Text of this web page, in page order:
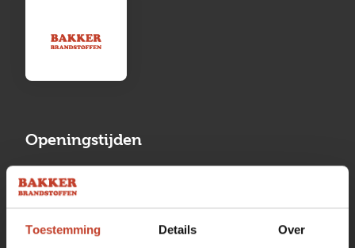
Toestemming Details Over
Openingstijden
Maandag